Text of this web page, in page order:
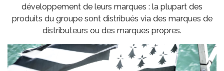
développement de leurs marques : la plupart des
produits du groupe sont distribués via des marques de
distributeurs ou des marques propres.